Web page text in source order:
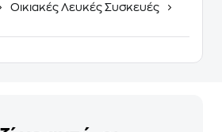
Οικιακές Λευκές Συσκευές